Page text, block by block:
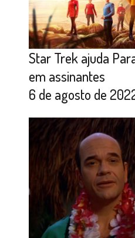
Star Trek ajuda
em assinantes
6 de agosto de